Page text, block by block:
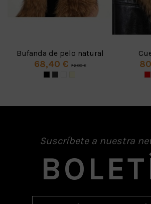
Bufanda de pelo natural
68,40 €76,00 €
Suscríbete a nuestra